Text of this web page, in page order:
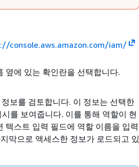
console.aws.amazon.com/iam/
옆에 있는 확인란을 선택합니다.
보를 검토합니다. 이 정보는 선택한
를 보여줍니다. 이를 통해 역할이 현
텍스트 입력 필드에 역할 이름을 입력
막으로 액세스한 정보가 로드되고 있